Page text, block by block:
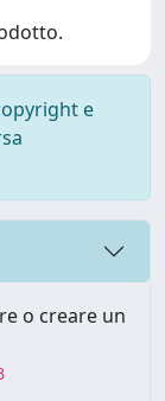
e
o creare un